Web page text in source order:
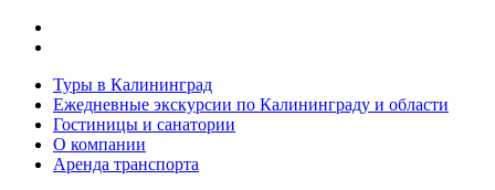
Туры в Калининград
Ежедневные экскурсии по Калининграду и области
Гостиницы и санатории
О компании
Аренда транспорта